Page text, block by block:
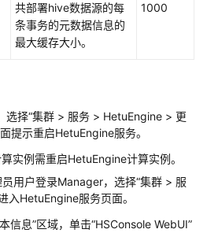
共部署hive数据源的每
条事务的元数据信息的
最大缓存大小。
1000
选择“集群 > 服务 > HetuEngine > 更
提示重启HetuEngine服务。
实例需重启HetuEngine计算实例。
用户登录Manager，选择“集群 > 服
入HetuEngine服务页面。
信息”区域，单击“HSConsole WebUI”